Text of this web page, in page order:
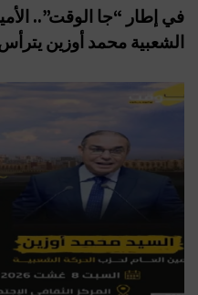
في إطار “جا الوقت”..
الشعبية محمد أوزين يترأس